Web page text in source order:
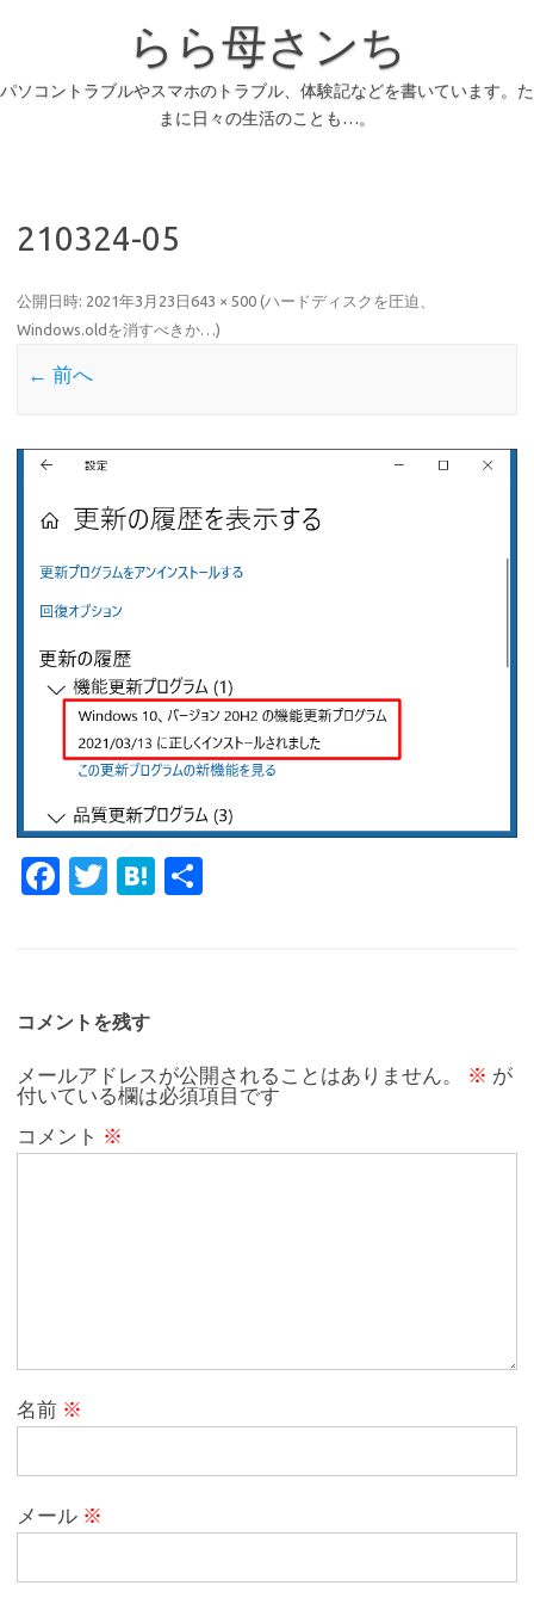
らら母さンち
パソコントラブルやスマホのトラブル、体験記などを書いています。た
まに日々の生活のことも…。
210324-05
公開日時: 2021年3月23日 643 × 500 (ハードディスクを圧迫、
Windows.oldを消すべきか…)
← 前へ
Fa
o
o
k
T
r
H
コメントを残す
メールアドレスが公開されることはありません。 ※ が
付いている欄は必須項目です
コメント ※
名前 ※
メール ※